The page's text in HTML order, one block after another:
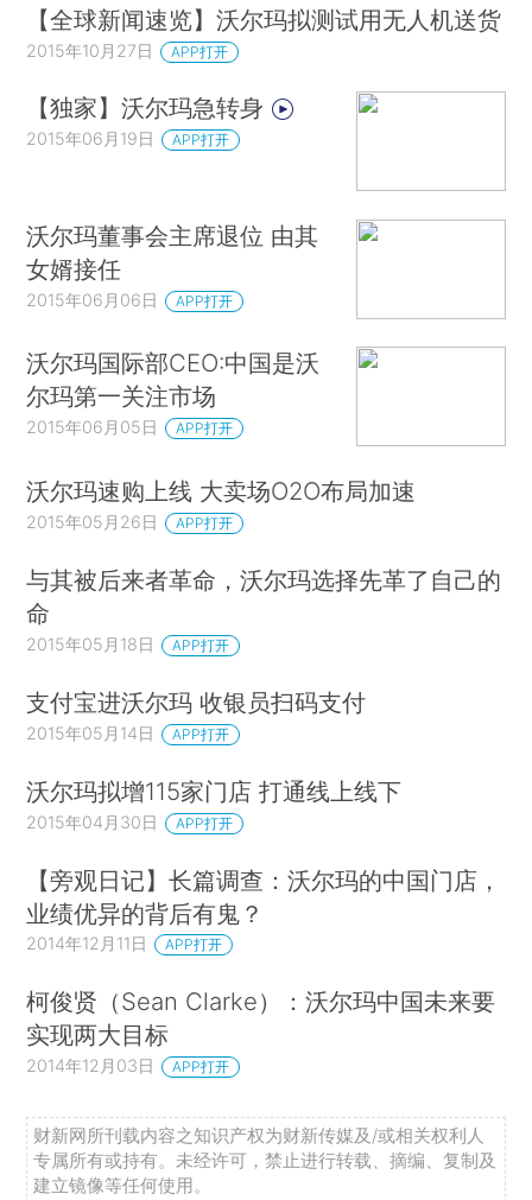
【全球新闻速览】沃尔玛拟测试用无人机送货
2015年10月27日 APP打开
【独家】沃尔玛急转身
2015年06月19日 APP打开
沃尔玛董事会主席退位 由其
女婿接任
2015年06月06日 APP打开
沃尔玛国际部CEO:中国是沃
尔玛第一关注市场
2015年06月05日 APP打开
沃尔玛速购上线 大卖场O2O布局加速
2015年05月26日 APP打开
与其被后来者革命，沃尔玛选择先革了自己的
命
2015年05月18日 APP打开
支付宝进沃尔玛 收银员扫码支付
2015年05月14日 APP打开
沃尔玛拟增115家门店 打通线上线下
2015年04月30日 APP打开
【旁观日记】长篇调查：沃尔玛的中国门店，
业绩优异的背后有鬼？
2014年12月11日 APP打开
柯俊贤（Sean Clarke）：沃尔玛中国未来要
实现两大目标
2014年12月03日 APP打开
财新网所刊载内容之知识产权为财新传媒及/或相关权利人
专属所有或持有。未经许可，禁止进行转载、摘编、复制及
建立镜像等任何使用。